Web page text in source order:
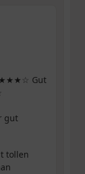
Gut
gut
tollen